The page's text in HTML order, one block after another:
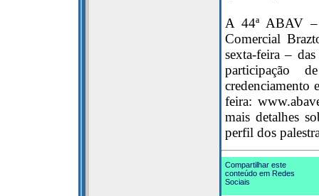
A 44ª ABAV –
Comercial
sexta-feira –
participação
credenciamento
feira:
mais detalhes
perfil dos
Compartilhar este
conteúdo em Redes
Sociais